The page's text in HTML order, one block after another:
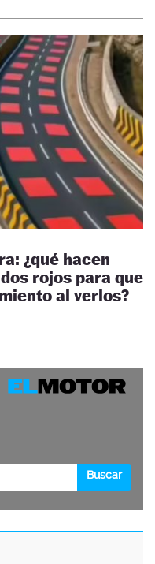
¿qué hacen
rojos para que
al verlos?